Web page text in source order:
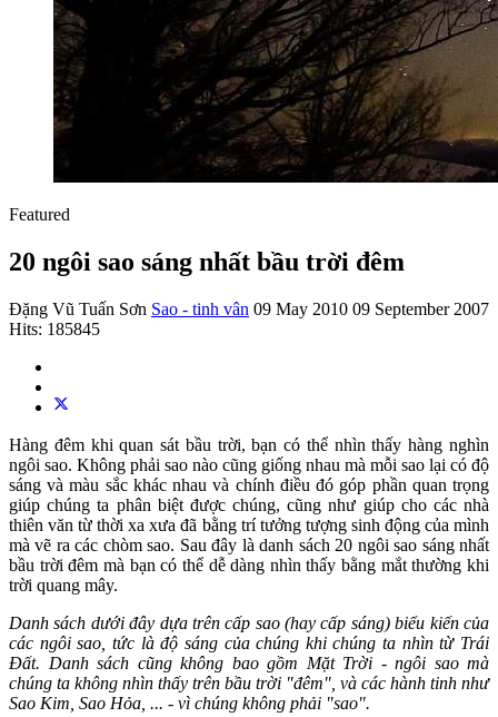
Featured
20 ngôi sao sáng nhất bầu trời đêm
Đặng Vũ Tuấn Sơn Sao - tinh vân 09 May 2010 09 September 2007
Hits: 185845
Hàng đêm khi quan sát bầu trời, bạn có thể nhìn thấy hàng nghìn
ngôi sao. Không phải sao nào cũng giống nhau mà mỗi sao lại có độ
sáng và màu sắc khác nhau và chính điều đó góp phần quan trọng
giúp chúng ta phân biệt được chúng, cũng như giúp cho các nhà
thiên văn từ thời xa xưa đã bằng trí tưởng tượng sinh động của mình
mà vẽ ra các chòm sao. Sau đây là danh sách 20 ngôi sao sáng nhất
bầu trời đêm mà bạn có thể dễ dàng nhìn thấy bằng mắt thường khi
trời quang mây.
Danh sách dưới đây dựa trên cấp sao (hay cấp sáng) biểu kiến của
các ngôi sao, tức là độ sáng của chúng khi chúng ta nhìn từ Trái
Đất. Danh sách cũng không bao gồm Mặt Trời - ngôi sao mà
chúng ta không nhìn thấy trên bầu trời "đêm", và các hành tinh như
Sao Kim, Sao Hỏa, ... - vì chúng không phải "sao".